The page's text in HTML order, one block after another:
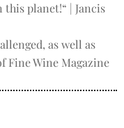
planet!“ | Jancis
as well as
Fine Wine Magazine